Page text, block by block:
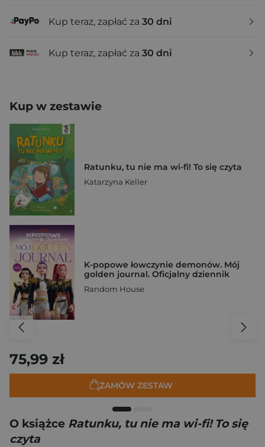
Kup teraz, zapłać za 30 dni
Kup teraz, zapłać za 30 dni
Kup w zestawie
Ratunku, tu nie ma wi-fi! To się czyta
Katarzyna Keller
K-popowe łowczynie demonów. Mój
golden journal. Oficjalny dziennik
Random House
75,99 zł
ZAMÓW ZESTAW
O książce Ratunku, tu nie ma wi-fi! To się
czyta